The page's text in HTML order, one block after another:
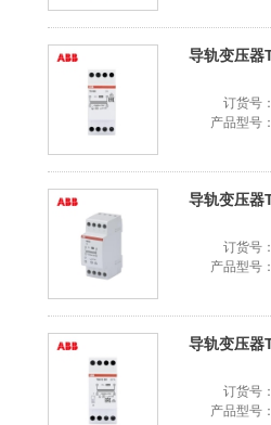
导轨变压器
订货号
产品型号
导轨变压器
订货号
产品型号
导轨变压器
订货号
产品型号